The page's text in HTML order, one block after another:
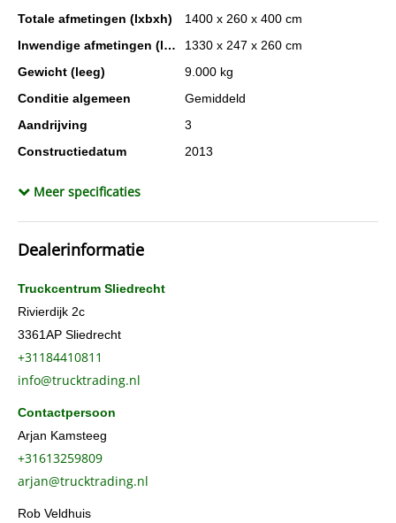
Totale afmetingen (lxbxh)
1400 x 260 x 400 cm
Inwendige afmetingen (lxbxh)
1330 x 247 x 260 cm
Gewicht (leeg)
9.000 kg
Conditie algemeen
Gemiddeld
Aandrijving
3
Constructiedatum
2013
BTW verrekenbaar
Chassisnummer
Merk koeleenheid
Meer specificaties
Dealerinformatie
Truckcentrum Sliedrecht
Rivierdijk 2c
3361AP Sliedrecht
+31184410811
info@trucktrading.nl
Contactpersoon
Arjan Kamsteeg
+31613259809
arjan@trucktrading.nl
Rob Veldhuis